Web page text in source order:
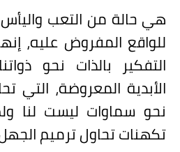
هي حالة من التعب
للواقع المفروض عليه،
التفكير بالذات نحو
الأبدية المعروضة، التي
نحو سماوات ليست لنا
تكهنات تحاول ترميم الجهل